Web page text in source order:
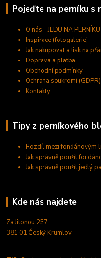
Pojeďte na perníku s
O nás - JEDU NA PERNÍKU
Inspirace (fotogalerie)
Jak nakupovat a tisk na
Doprava a platba
Obchodní podmínky
Ochrana soukromí (GDPR)
Kontakty
Tipy z perníkového
Rozdíl mezi fondánovým
Jak správně použít
Jak správně použít jedlý
Kde nás najdete
Za Jitonou 257
381 01 Český Krumlov